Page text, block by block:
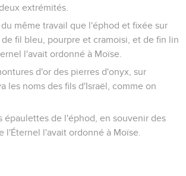
extrémités.
même travail que l'éphod et fixée sur
fil bleu, pourpre et cramoisi, et de fin lin
l'avait ordonné à Moïse.
d'or des pierres d'onyx, sur
les noms des fils d'Israël, comme on
épaulettes de l'éphod, en souvenir des
l'Éternel l'avait ordonné à Moïse.